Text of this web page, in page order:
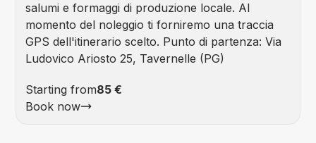
salumi e formaggi di produzione locale. Al
momento del noleggio ti forniremo una traccia
GPS dell'itinerario scelto. Punto di partenza: Via
Ludovico Ariosto 25, Tavernelle (PG)
Starting from85 €
Book now